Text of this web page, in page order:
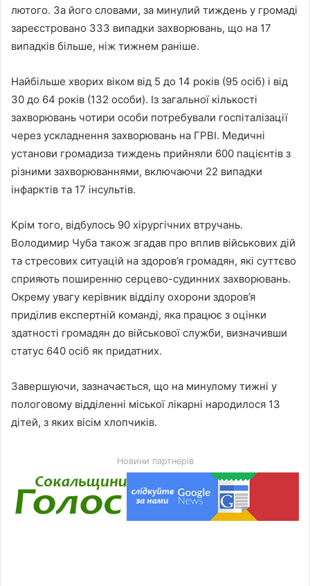
лютого. За його словами, за минулий тиждень у громаді
зареєстровано 333 випадки захворювань, що на 17
випадків більше, ніж тижнем раніше.
Найбільше хворих віком від 5 до 14 років (95 осіб) і від
30 до 64 років (132 особи). Із загальної кількості
захворювань чотири особи потребували госпіталізації
через ускладнення захворювань на ГРВІ. Медичні
установи громадиза тиждень прийняли 600 пацієнтів з
різними захворюваннями, включаючи 22 випадки
інфарктів та 17 інсультів.
Крім того, відбулось 90 хірургічних втручань.
Володимир Чуба також згадав про вплив військових дій
та стресових ситуацій на здоров’я громадян, які суттєво
сприяють поширенню серцево-судинних захворювань.
Окрему увагу керівник відділу охорони здоров’я
приділив експертній команді, яка працює з оцінки
здатності громадян до військової служби, визначивши
статус 640 осіб як придатних.
Завершуючи, зазначається, що на минулому тижні у
пологовому відділенні міської лікарні народилося 13
дітей, з яких вісім хлопчиків.
Новини партнерів